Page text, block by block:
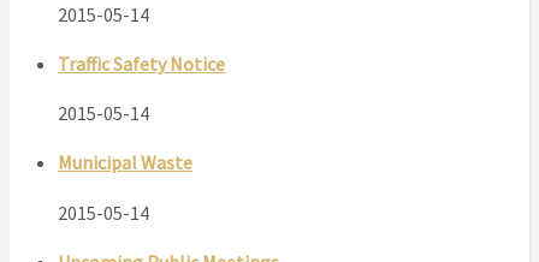
2015-05-14
Traffic Safety Notice
2015-05-14
Municipal Waste
2015-05-14